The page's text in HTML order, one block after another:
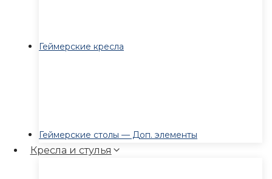
Геймерские кресла
Геймерские столы — Доп. элементы
Кресла и стулья